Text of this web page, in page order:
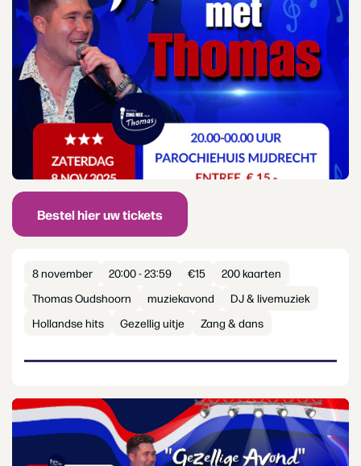
Bestel hier uw tickets
8 november 20:00 - 23:59 €15
200 kaarten
Thomas Oudshoorn
muziekavond
DJ & livemuziek
Hollandse hits
Gezellig uitje Zang & dans